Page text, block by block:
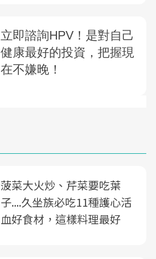
菠菜大火炒、芹菜要吃葉
子....久坐族必吃11種護心活
血好食材，這樣料理最好